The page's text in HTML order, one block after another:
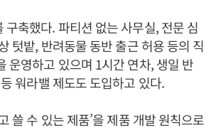
구축했다. 파티션 없는 사무실, 전문 심
텃밭, 반려동물 동반 출근 허용 등의 직
운영하고 있으며 1시간 연차, 생일 반
워라밸 제도도 도입하고 있다.
쓸 수 있는 제품’을 제품 개발 원칙으로